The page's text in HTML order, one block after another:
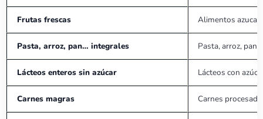
Frutas frescas Alimentos
Pasta, arroz, pan… integrales Pasta, arroz,
Lácteos enteros sin azúcar Lácteos con
Carnes magras Carnes